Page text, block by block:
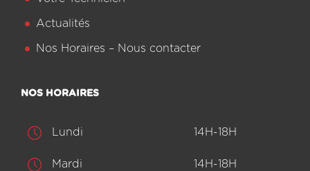
Actualités
Nos Horaires – Nous contacter
NOS HORAIRES
Lundi 14H-18H
Mardi 14H-18H